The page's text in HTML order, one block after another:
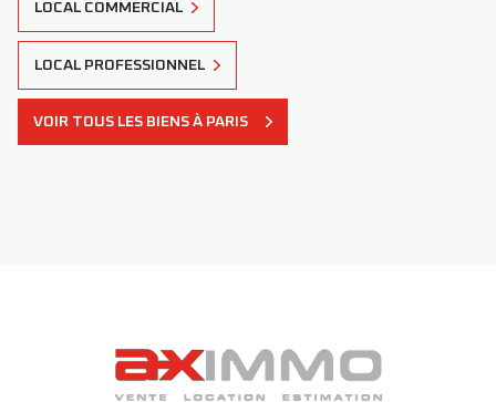
LOCAL COMMERCIAL
LOCAL PROFESSIONNEL
VOIR TOUS LES BIENS À PARIS